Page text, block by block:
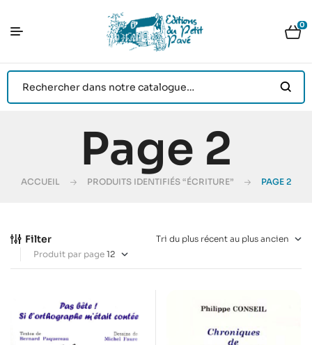
0
Page 2
ACCUEIL PRODUITS IDENTIFIÉS “ÉCRITURE” PAGE 2
Filter
Produit par page